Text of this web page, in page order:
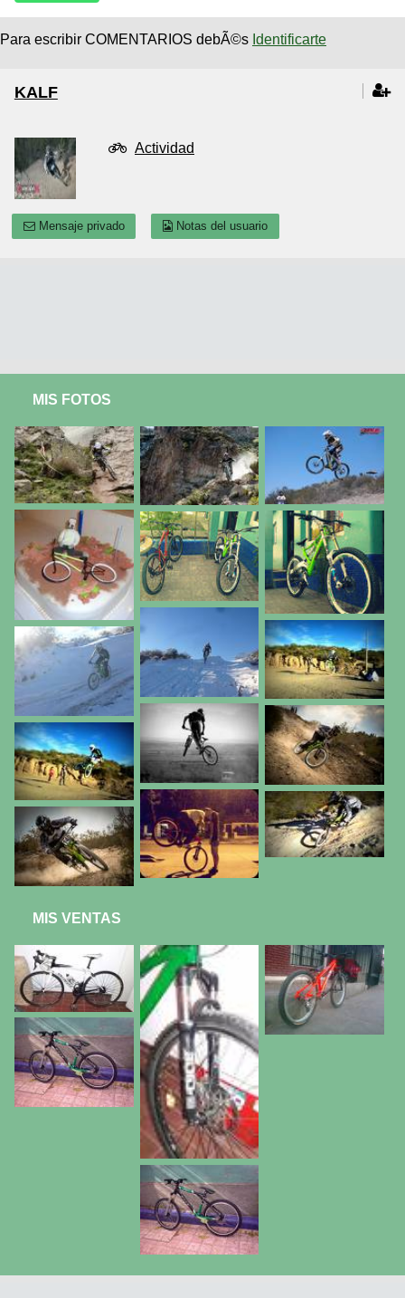
Para escribir COMENTARIOS debÃ©s Identificarte
KALF
Actividad
Mensaje privado Notas del usuario
MIS FOTOS
MIS VENTAS